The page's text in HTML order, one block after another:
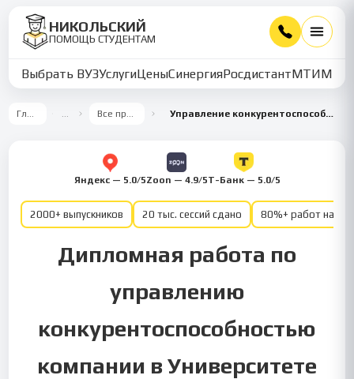
НИКОЛЬСКИЙ
ПОМОЩЬ СТУДЕНТАМ
Выбрать ВУЗУслугиЦеныСинергияРосдистантМТИММУ
Главная … Все предметы Управление конкурентоспособностью компании
Яндекс — 5.0/5Zoon — 4.9/5Т-Банк — 5.0/5
2000+ выпускников 20 тыс. сессий сдано 80%+ работ на
Дипломная работа по
управлению
конкурентоспособностью
компании в Университете